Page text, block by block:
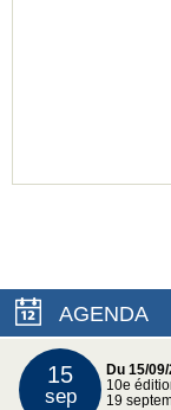
AGENDA
15
sep
Du 15/
10e
19